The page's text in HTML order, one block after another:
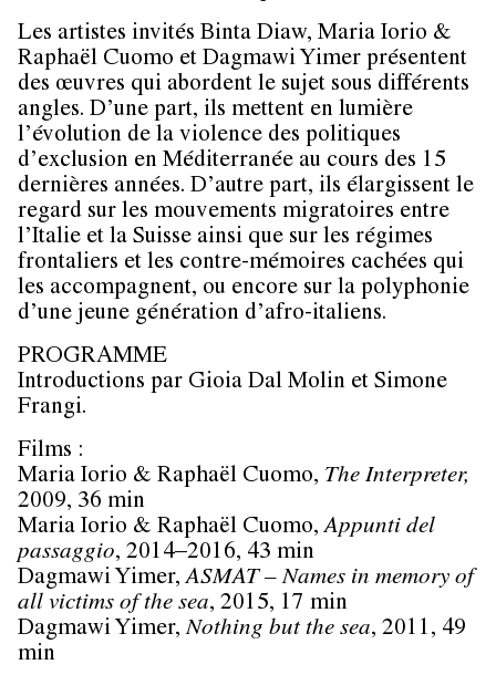
Les artistes invités Binta Diaw, Maria Iorio &
Raphaël Cuomo et Dagmawi Yimer présentent
des œuvres qui abordent le sujet sous différents
angles. D’une part, ils mettent en lumière
l’évolution de la violence des politiques
d’exclusion en Méditerranée au cours des 15
dernières années. D’autre part, ils élargissent le
regard sur les mouvements migratoires entre
l’Italie et la Suisse ainsi que sur les régimes
frontaliers et les contre-mémoires cachées qui
les accompagnent, ou encore sur la polyphonie
d’une jeune génération d’afro-italiens.
PROGRAMME
Introductions par Gioia Dal Molin et Simone
Frangi.
Films :
Maria Iorio & Raphaël Cuomo, The Interpreter,
2009, 36 min
Maria Iorio & Raphaël Cuomo,Appunti del
passaggio, 2014–2016, 43 min
Dagmawi Yimer,ASMAT – Names in memory of
all victims of the sea, 2015, 17 min
Dagmawi Yimer,Nothing but the sea, 2011, 49
min